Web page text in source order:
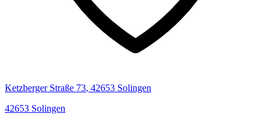
Ketzberger Straße 73, 42653 Solingen
42653 Solingen